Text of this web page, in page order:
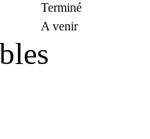
Terminé
A venir